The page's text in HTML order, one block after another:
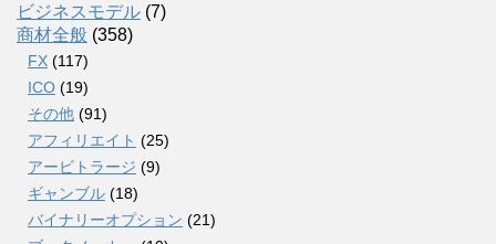
ビジネスモデル (7)
商材全般 (358)
FX (117)
ICO (19)
その他 (91)
アフィリエイト (25)
アービトラージ (9)
ギャンブル (18)
バイナリーオプション (21)